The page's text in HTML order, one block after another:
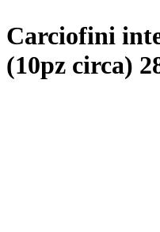
Carciofini
(10pz circa)